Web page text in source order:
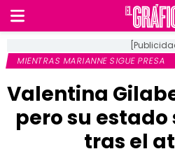
MIENTRAS MARIANNE SIGUE PRESA
Valentina
pero su
tras el